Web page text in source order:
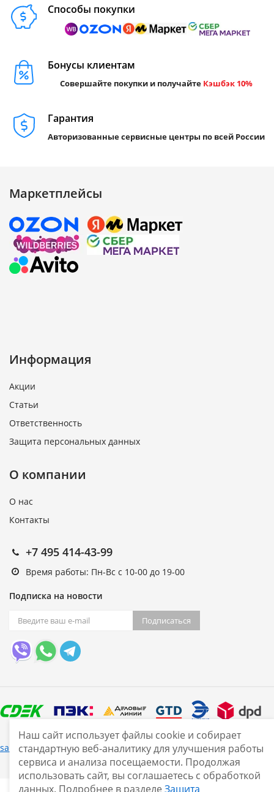
Способы покупки
Бонусы клиентам
Совершайте покупки и получайте Кэшбэк 10%
Гарантия
Авторизованные сервисные центры по всей России
Маркетплейсы
Информация
Акции
Статьи
Ответственность
Защита персональных данных
О компании
О нас
Контакты
+7 495 414-43-99
Время работы: Пн-Вс с 10-00 до 19-00
Подписка на новости
Подписаться
sale@smarine.shop 2026Нашли ошибку?
Наш сайт использует файлы cookie и собирает
стандартную веб-аналитику для улучшения работы
сервиса и анализа посещаемости. Продолжая
использовать сайт, вы соглашаетесь с обработкой
данных. Подробнее в разделе Защита